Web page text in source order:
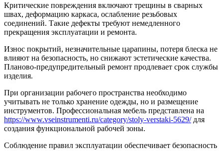
Критические повреждения включают трещины в сварных
швах, деформацию каркаса, ослабление резьбовых
соединений. Такие дефекты требуют немедленного
прекращения эксплуатации и ремонта.
Износ покрытий, незначительные царапины, потеря блеска не
влияют на безопасность, но снижают эстетические качества.
Планово-предупредительный ремонт продлевает срок службы
изделия.
При организации рабочего пространства необходимо
учитывать не только хранение одежды, но и размещение
инструментов. Профессиональная мебель представлена на
https://www.vseinstrumenti.ru/category/stoly-verstaki-5629/для
создания функциональной рабочей зоны.
Соблюдение правил эксплуатации обеспечивает безопасность